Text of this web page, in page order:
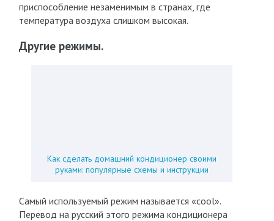
приспособление незаменимым в странах, где
температура воздуха слишком высокая.
Другие режимы.
Как сделать домашний кондиционер своими
руками: популярные схемы и инструкции
Самый используемый режим называется «cool».
Перевод на русский этого режима кондиционера